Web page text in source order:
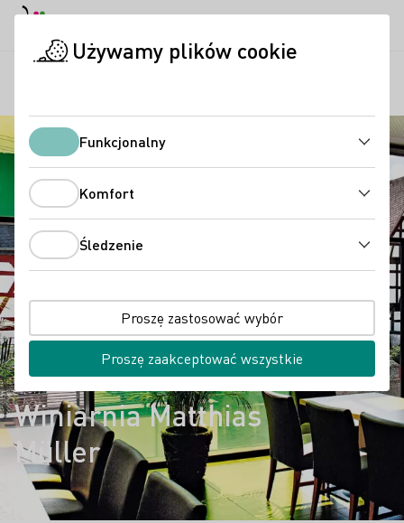
Winiarnia Matthias
Müller
Używamy plików cookie
Funkcjonalny
Komfort
Śledzenie
Proszę zastosować wybór
Proszę zaakceptować wszystkie